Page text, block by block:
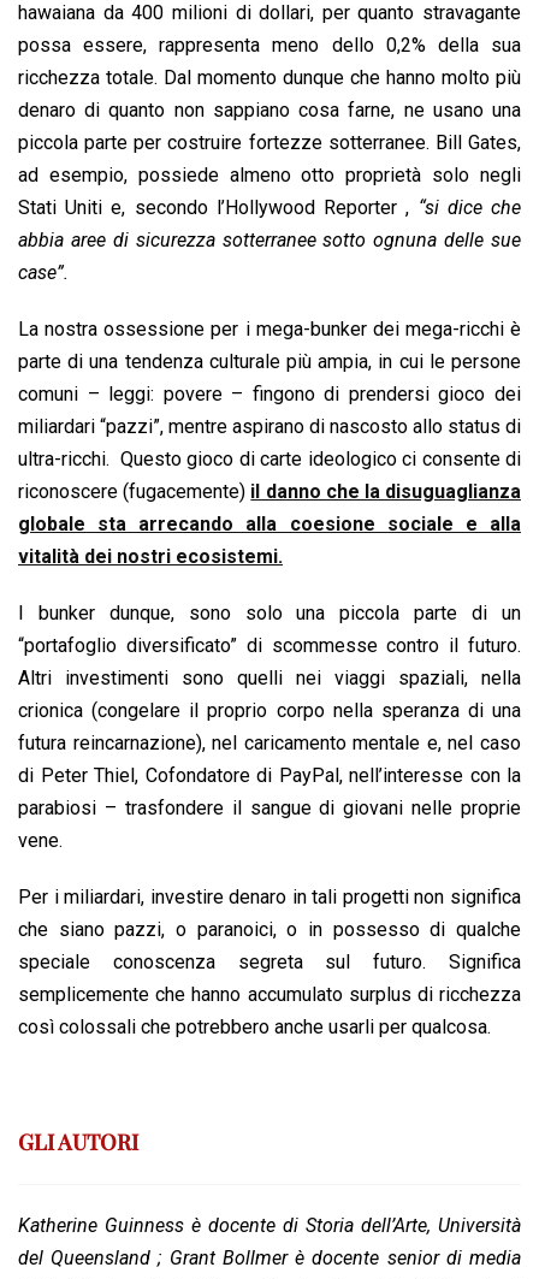
hawaiana da 400 milioni di dollari, per quanto stravagante
possa essere, rappresenta meno dello 0,2% della sua
ricchezza totale. Dal momento dunque che hanno molto più
denaro di quanto non sappiano cosa farne, ne usano una
piccola parte per costruire fortezze sotterranee. Bill Gates,
ad esempio, possiede almeno otto proprietà solo negli
Stati Uniti e, secondo l’Hollywood Reporter , “si dice che
abbia aree di sicurezza sotterranee sotto ognuna delle sue
case”.
La nostra ossessione per i mega-bunker dei mega-ricchi è
parte di una tendenza culturale più ampia, in cui le persone
comuni – leggi: povere – fingono di prendersi gioco dei
miliardari “pazzi”, mentre aspirano di nascosto allo status di
ultra-ricchi. Questo gioco di carte ideologico ci consente di
riconoscere (fugacemente) il danno che la disuguaglianza
globale sta arrecando alla coesione sociale e alla
vitalità dei nostri ecosistemi.
I bunker dunque, sono solo una piccola parte di un
“portafoglio diversificato” di scommesse contro il futuro.
Altri investimenti sono quelli nei viaggi spaziali, nella
crionica (congelare il proprio corpo nella speranza di una
futura reincarnazione), nel caricamento mentale e, nel caso
di Peter Thiel, Cofondatore di PayPal, nell’interesse con la
parabiosi – trasfondere il sangue di giovani nelle proprie
vene.
Per i miliardari, investire denaro in tali progetti non significa
che siano pazzi, o paranoici, o in possesso di qualche
speciale conoscenza segreta sul futuro. Significa
semplicemente che hanno accumulato surplus di ricchezza
così colossali che potrebbero anche usarli per qualcosa.
GLI AUTORI
Katherine Guinness è docente di Storia dell’Arte, Università
del Queensland ; Grant Bollmer è docente senior di media